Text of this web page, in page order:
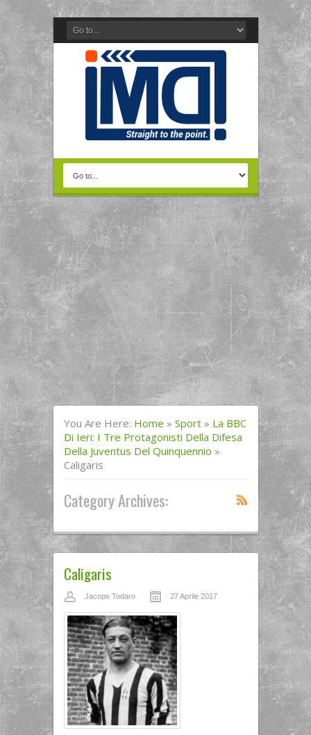
You Are Here: Home » Sport » La BBC
Di Ieri: I Tre Protagonisti Della Difesa
Della Juventus Del Quinquennio »
Caligaris
Category Archives:
Caligaris
Jacopo Todaro 27 Aprile 2017